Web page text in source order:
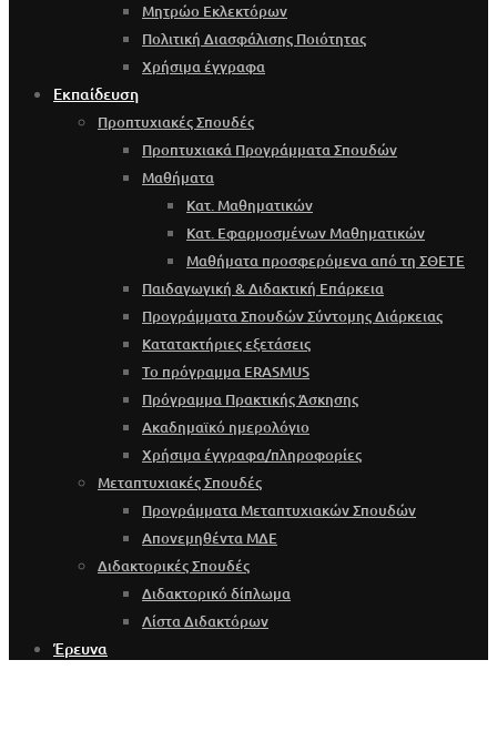
Μητρώο Εκλεκτόρων
Πολιτική Διασφάλισης Ποιότητας
Χρήσιμα έγγραφα
Εκπαίδευση
Προπτυχιακές Σπουδές
Προπτυχιακά Προγράμματα Σπουδών
Μαθήματα
Κατ. Μαθηματικών
Κατ. Εφαρμοσμένων Μαθηματικών
Μαθήματα προσφερόμενα από τη ΣΘΕΤΕ
Παιδαγωγική & Διδακτική Επάρκεια
Προγράμματα Σπουδών Σύντομης Διάρκειας
Κατατακτήριες εξετάσεις
Το πρόγραμμα ERASMUS
Πρόγραμμα Πρακτικής Άσκησης
Ακαδημαϊκό ημερολόγιο
Χρήσιμα έγγραφα/πληροφορίες
Μεταπτυχιακές Σπουδές
Προγράμματα Μεταπτυχιακών Σπουδών
Απονεμηθέντα ΜΔΕ
Διδακτορικές Σπουδές
Διδακτορικό δίπλωμα
Λίστα Διδακτόρων
Έρευνα